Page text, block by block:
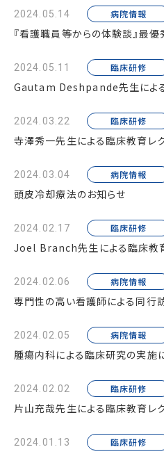
2024.05.14 病院情報
『看護職員等からの体験談』最
2024.05.11 臨床研修
Gautam Deshpande先生によ
2024.03.22 臨床研修
寺澤秀一先生による臨床教育レ
2024.03.04 病院情報
頭皮冷却療法のお知らせ
2024.02.17 臨床研修
Joel Branch先生による臨床教
2024.02.06 病院情報
専門性の高い看護師による同行
2024.02.05 病院情報
腫瘍内科による臨床研究の実施
2024.02.02 臨床研修
片山充哉先生による臨床教育レ
2024.01.13 臨床研修